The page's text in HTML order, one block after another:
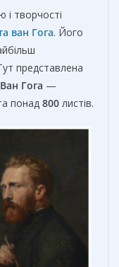
і творчості
ван Гога. Його
представлена
Ван Гога —
понад 800 листів.